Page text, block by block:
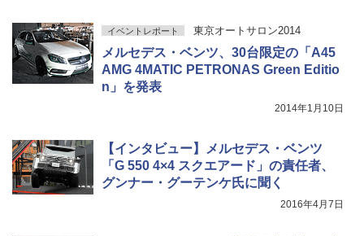
イベントレポート 東京オートサロン2014
メルセデス・ベンツ、30台限定の「A45
AMG 4MATIC PETRONAS Green Editio
n」を発表
2014年1月10日
【インタビュー】メルセデス・ベンツ
「G 550 4×4 スクエアード」の責任者、
グンナー・グーテンケ氏に聞く
2016年4月7日